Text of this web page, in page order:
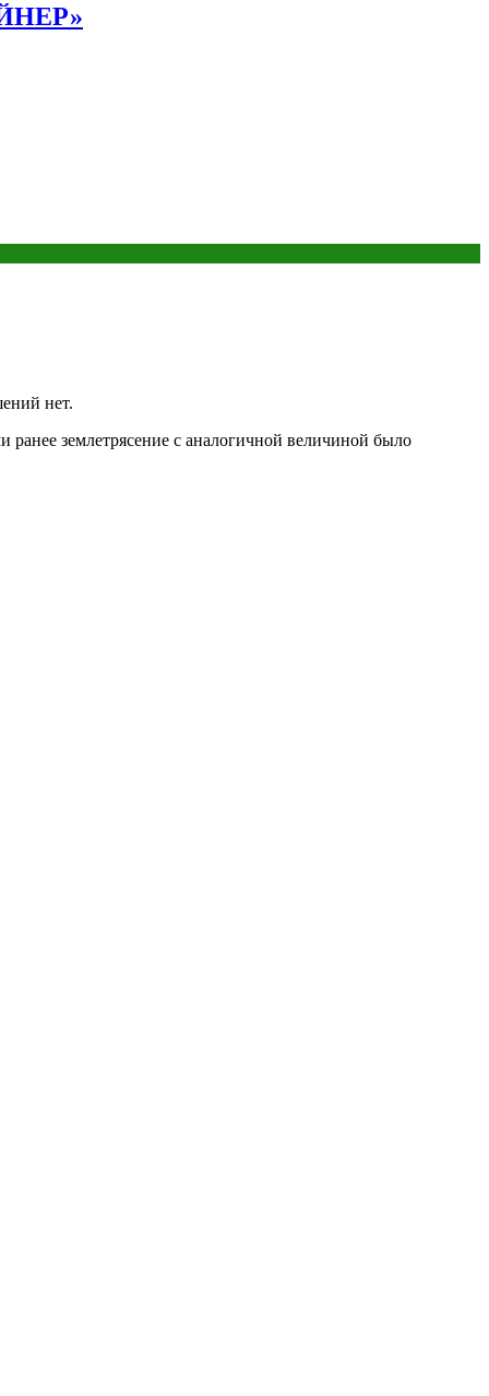
нет.
землетрясение с аналогичной величиной было